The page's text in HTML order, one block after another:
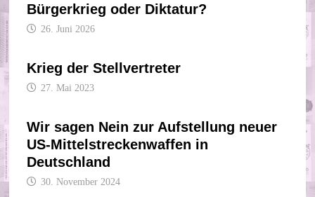
Bürgerkrieg oder Diktatur?
26. Juni 2026
Krieg der Stellvertreter
27. Mai 2023
Wir sagen Nein zur Aufstellung neuer
US-Mittelstreckenwaffen in
Deutschland
30. November 2024